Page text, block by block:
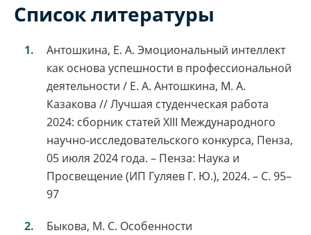
Список литературы
Антошкина, Е. А. Эмоциональный интеллект
как основа успешности в профессиональной
деятельности / Е. А. Антошкина, М. А.
Казакова // Лучшая студенческая работа
2024: сборник статей XIII Международного
научно-исследовательского конкурса, Пенза,
05 июля 2024 года. – Пенза: Наука и
Просвещение (ИП Гуляев Г. Ю.), 2024. – С. 95–
97
Быкова, М. С. Особенности